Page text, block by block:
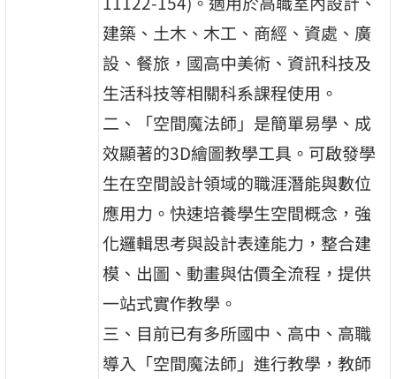
建築、土木、木工、商經、資處、廣
設、餐旅，國高中美術、資訊科技及
生活科技等相關科系課程使用。
二、「空間魔法師」是簡單易學、成
效顯著的3D繪圖教學工具。可啟發學
生在空間設計領域的職涯潛能與數位
應用力。快速培養學生空間概念，強
化邏輯思考與設計表達能力，整合建
模、出圖、動畫與估價全流程，提供
一站式實作教學。
三、目前已有多所國中、高中、高職
導入「空間魔法師」進行教學，教師